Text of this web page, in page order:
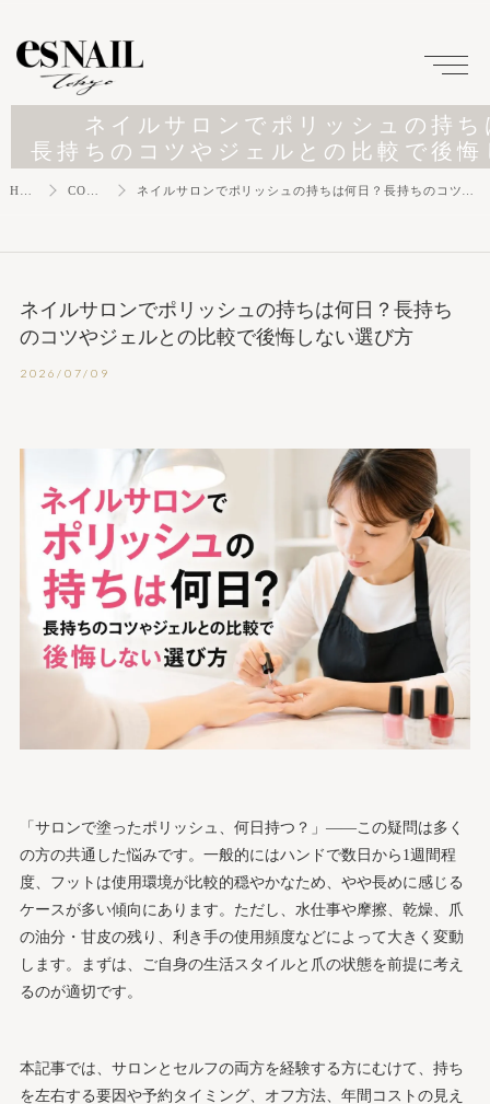
ネイルサロンでポリッシュの持
長持ちのコツやジェルとの比較で後
ネイルサロンでポリッシュの持ちは何日？長持ち
のコツやジェルとの比較で後悔しない選び方
2026/07/09
「サロンで塗ったポリッシュ、何日持つ？」——この疑問は多く
の方の共通した悩みです。一般的にはハンドで数日から1週間程
度、フットは使用環境が比較的穏やかなため、やや長めに感じる
ケースが多い傾向にあります。ただし、水仕事や摩擦、乾燥、爪
の油分・甘皮の残り、利き手の使用頻度などによって大きく変動
します。まずは、ご自身の生活スタイルと爪の状態を前提に考え
るのが適切です。
本記事では、サロンとセルフの両方を経験する方にむけて、持ち
を左右する要因や予約タイミング、オフ方法、年間コストの見え